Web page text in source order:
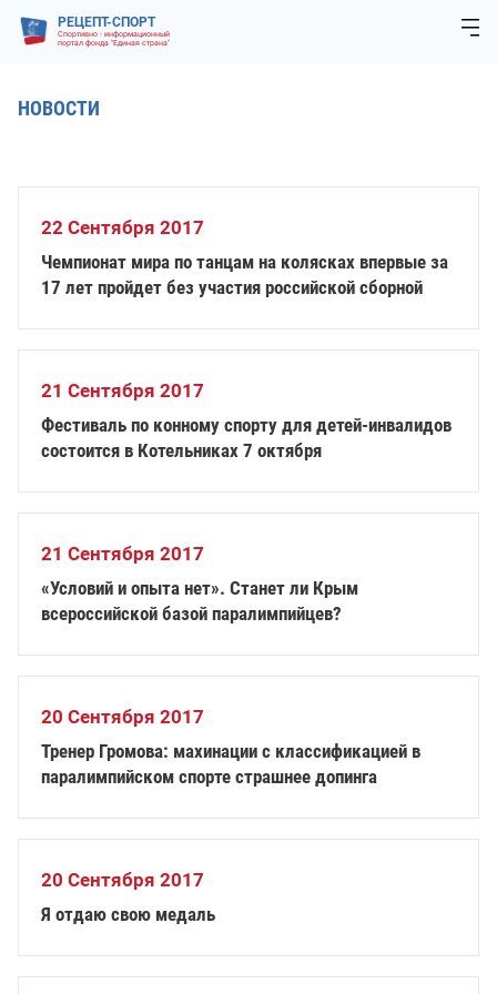
РЕЦЕПТ-СПОРТ
Спортивно - информационный
портал фонда "Единая страна"
НОВОСТИ
22 Сентября 2017
Чемпионат мира по танцам на колясках впервые за
17 лет пройдет без участия российской сборной
21 Сентября 2017
Фестиваль по конному спорту для детей-инвалидов
состоится в Котельниках 7 октября
21 Сентября 2017
«Условий и опыта нет». Станет ли Крым
всероссийской базой паралимпийцев?
20 Сентября 2017
Тренер Громова: махинации с классификацией в
паралимпийском спорте страшнее допинга
20 Сентября 2017
Я отдаю свою медаль